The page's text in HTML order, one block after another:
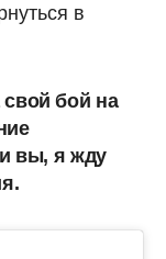
в
бой на
и вы, я жду